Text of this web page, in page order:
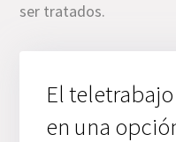
ser tratados.
El
en una